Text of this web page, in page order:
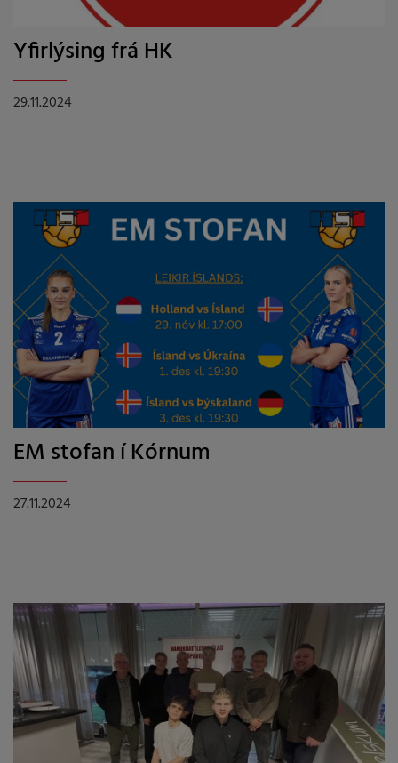
Yfirlýsing frá HK
29.11.2024
EM stofan í Kórnum
27.11.2024